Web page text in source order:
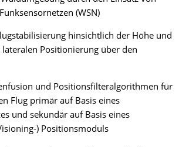
(WSN)
hinsichtlich der Höhe und
Positionierung über den
und Positionsfilteralgorithmen für
Flug primär auf Basis eines
und sekundär auf Basis eines
) Positionsmoduls